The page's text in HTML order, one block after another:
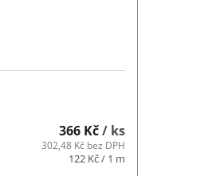
366 Kč/ ks
302,48 Kč bez DPH
Měrná
122 Kč / 1 m